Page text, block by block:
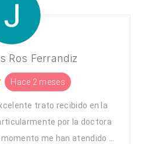
Ros Ferrandiz
Hace 2 meses
trato recibido en la
por la doctora
me han atendido ...